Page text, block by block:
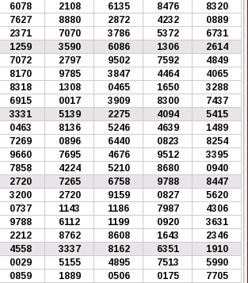
6078 2108 6135 8476
8320
7627 8880 2872 4232
0889
2371 7070 3786 5372
6731
1259 3590 6086 1306
2614
7072 2797 9502 7592
4849
8170 9785 3847 4464
4065
8318 1308 0465 1650
3288
6915 0017 3909 8300
7437
3331 5139 2275 4094
5415
0463 8136 5246 4639
1489
7269 0896 6440 0823
8254
9660 7695 4676 9512
3395
7858 4224 5210 8680
0940
2720 7265 6758 9788
8447
3200 2720 9159 0827
5620
0737 1143 1186 7987
4306
9788 6112 1199 0920
3631
2212 8762 8608 1643
2346
4558 3337 8162 6351
1910
0029 5155 4895 7513
5990
0859 1889 0506 0175
7705